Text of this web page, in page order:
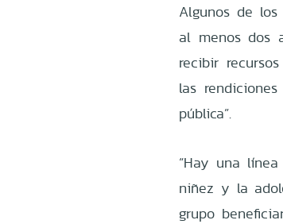
Algunos de
al menos dos
recibir
las
pública”.
“Hay una
niñez y la
grupo